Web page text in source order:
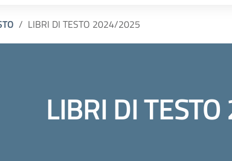
LIBRI DI TESTO 2024/2025
LIBRI DI